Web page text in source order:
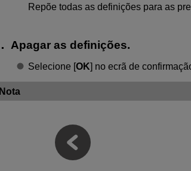
Repõe todas as definições para as
Apagar as definições.
Selecione [OK] no ecrã de
Nota